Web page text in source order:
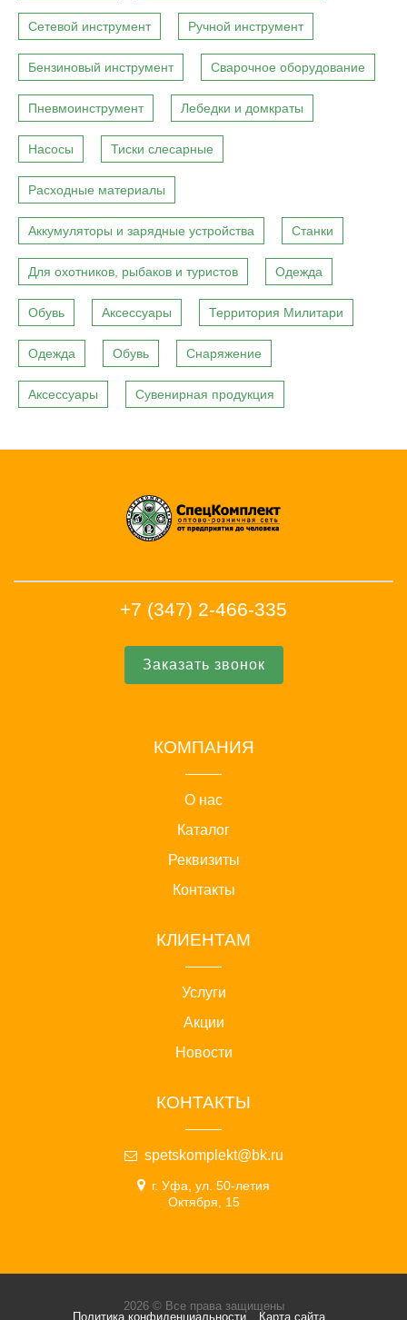
Сетевой инструмент Ручной инструмент
Бензиновый инструмент Сварочное оборудование
Пневмоинструмент Лебедки и домкраты
Насосы Тиски слесарные
Расходные материалы
Аккумуляторы и зарядные устройства Станки
Для охотников, рыбаков и туристов Одежда
Обувь Аксессуары Территория Милитари
Одежда Обувь Снаряжение
Аксессуары Сувенирная продукция
+7 (347) 2-466-335
Заказать звонок
КОМПАНИЯ
О нас
Каталог
Реквизиты
Контакты
КЛИЕНТАМ
Услуги
Акции
Новости
КОНТАКТЫ
spetskomplekt@bk.ru
г. Уфа, ул. 50-летия
Октября, 15
2026 © Все права защищены
Политика конфиденциальности
Карта сайта